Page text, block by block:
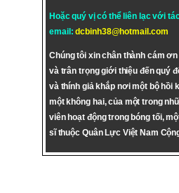
Hoặc quý vị có thể liên lạc với
email:dcbinh38@hotmail.com
Chúng tôi xin chân thành cám
và trân trọng giới thiệu đến quý
và thính giả khắp nơi một bộ hồi
một không hai, của một trong
viên hoạt động trong bóng tối,
sĩ thuộc Quân Lực Việt Nam